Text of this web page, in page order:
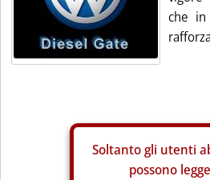
che in
Soltanto gli utenti
possono